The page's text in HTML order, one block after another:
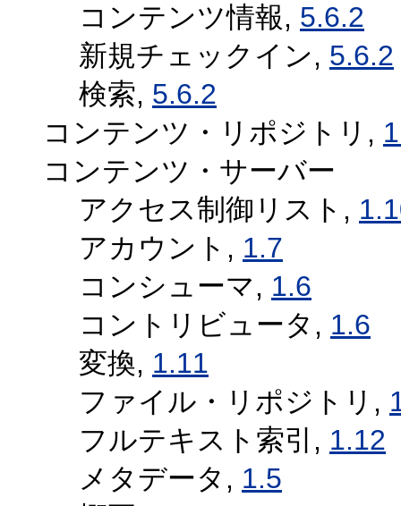
コンテンツ情報, 5.6.2
新規チェックイン, 5.6.2
検索, 5.6.2
コンテンツ・リポジトリ,
コンテンツ・サーバー
アクセス制御リスト,
アカウント, 1.7
コンシューマ, 1.6
コントリビュータ, 1.6
変換, 1.11
ファイル・リポジトリ,
フルテキスト索引, 1.12
メタデータ, 1.5